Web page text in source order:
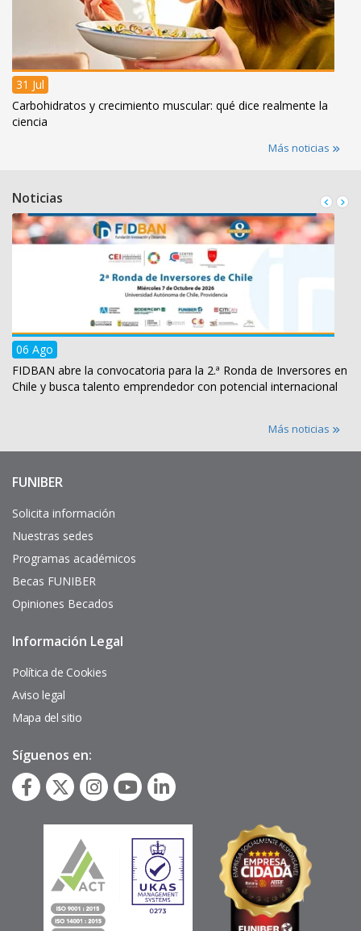
31 Jul
Carbohidratos y crecimiento muscular: qué dice realmente la
ciencia
Más noticias
Noticias
06 Ago
FIDBAN abre la convocatoria para la 2.ª Ronda de Inversores en
Chile y busca talento emprendedor con potencial internacional
Más noticias
Enlaces
interés
FUNIBER
Solicita información
Nuestras sedes
Programas académicos
Becas FUNIBER
Opiniones Becados
Pie
página
Información Legal
Política de Cookies
Aviso legal
Mapa del sitio
Síguenos en: